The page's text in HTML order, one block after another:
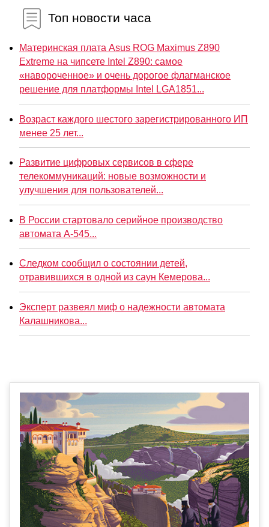
Топ новости часа
Материнская плата Asus ROG Maximus Z890
Extreme на чипсете Intel Z890: самое
«навороченное» и очень дорогое флагманское
решение для платформы Intel LGA1851...
Возраст каждого шестого зарегистрированного ИП
менее 25 лет...
Развитие цифровых сервисов в сфере
телекоммуникаций: новые возможности и
улучшения для пользователей...
В России стартовало серийное производство
автомата А-545...
Следком сообщил о состоянии детей,
отравившихся в одной из саун Кемерова...
Эксперт развеял миф о надежности автомата
Калашникова...